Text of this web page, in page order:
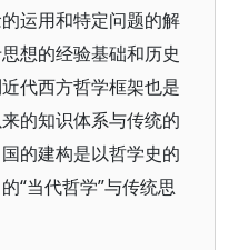
运用和特定问题的解
想的经验基础和历史
代西方哲学框架也是
的知识体系与传统的
的建构是以哲学史的
“当代哲学”与传统思